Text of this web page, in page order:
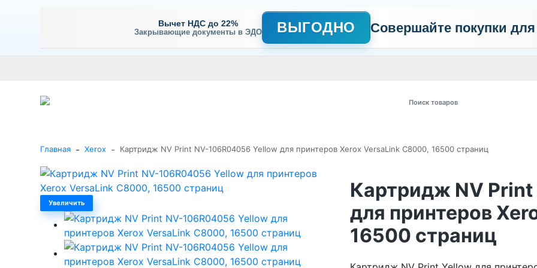
Вычет НДС до 22%
Закрывающие документы в ЭДО ВЫГОДНО Совершайте покупки
Главная - Xerox - Картридж NV Print NV-106R04056 Yellow для принтеров Xerox VersaLink C8000, 16500 страниц
Увеличить
Картридж NV
для принтеров
16500 страниц